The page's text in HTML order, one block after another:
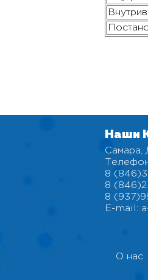
Наши
Самара,
8
8
8
E-mail:
О нас